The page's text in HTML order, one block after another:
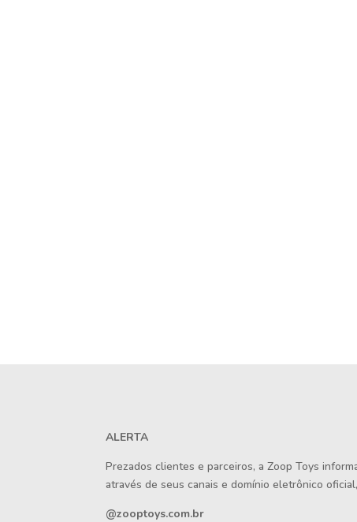
ALERTA
Prezados clientes e parceiros, a Zoop Toys
através de seus canais e domínio eletrônico
@zooptoys.com.br